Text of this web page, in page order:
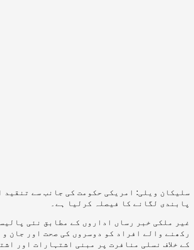
سلیکان ویلی: امریکی حکومت کی جانب سے
پابندی لگانے کا فیصلہ کرلیا ہے۔
غیر ملکی خبر رساں اداروں کے مطابق نئی
رکھنے والے افراد کو دوسروں کی صحت اور جان
کے خلاف نسلی منافرت پر مبنی اشتہارات اور